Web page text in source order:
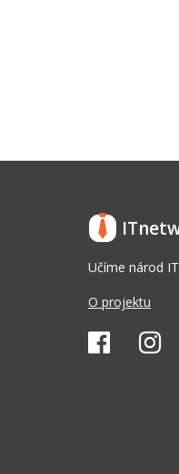
Učíme národ IT
O projektu